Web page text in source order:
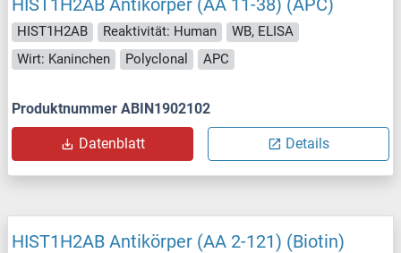
HIST1H2AB Reaktivität: Human
WB, ELISA
Wirt: Kaninchen
Polyclonal APC
Produktnummer ABIN1902102
Datenblatt Details
HIST1H2AB Antikörper (AA 2-121) (Biotin)